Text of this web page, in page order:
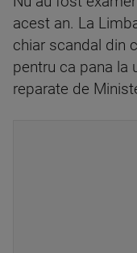
acest an. La
chiar scandal din
pentru ca pana la
reparate de